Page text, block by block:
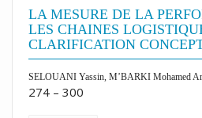
LA MESURE DE LA
LES CHAINES
CLARIFICATION
SELOUANI Yassin, M’BARKI Mohamed
274 – 300